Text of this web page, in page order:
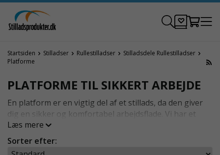
Startsiden Stilladser Rullestilladser
Stilladsdele Rullestilladser
Platforme
PLATFORME TIL SIKKERT ARBEJDE
En platform er en vigtig del af et stillads, da den giver
dig en sikker og komfortabel arbejdsflade. Vi har et
bredt udvalg af platforme i forskellige størrelser og
materialer. Alle vores platforme er nøje udvalgt for at
Læs mere
Sorter efter: